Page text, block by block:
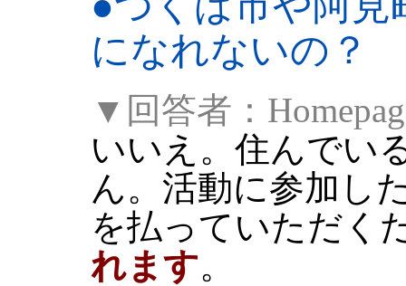
になれないの？
▼回答者：
いいえ。住んでい
ん。活動に参加し
を払っていただく
れます。